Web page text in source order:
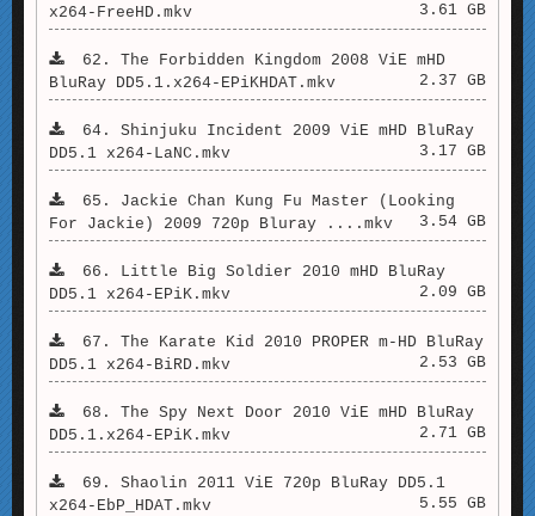
x264-FreeHD.mkv 3.61 GB
62. The Forbidden Kingdom 2008 ViE mHD
BluRay DD5.1.x264-EPiKHDAT.mkv
2.37 GB
64. Shinjuku Incident 2009 ViE mHD BluRay
DD5.1 x264-LaNC.mkv
3.17 GB
65. Jackie Chan Kung Fu Master (Looking
For Jackie) 2009 720p Bluray ....mkv
3.54 GB
66. Little Big Soldier 2010 mHD BluRay
DD5.1 x264-EPiK.mkv
2.09 GB
67. The Karate Kid 2010 PROPER m-HD BluRay
DD5.1 x264-BiRD.mkv
2.53 GB
68. The Spy Next Door 2010 ViE mHD BluRay
DD5.1.x264-EPiK.mkv
2.71 GB
69. Shaolin 2011 ViE 720p BluRay DD5.1
x264-EbP_HDAT.mkv
5.55 GB